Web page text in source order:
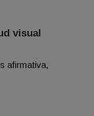
visual
afirmativa,